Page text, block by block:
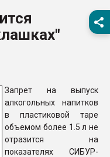
пластмасс
28.07.2026
ПЕРЕЙТИ НА
Запрет на выпуск
алкогольных напитков
в пластиковой таре
объемом более 1.5 л не
отразится на
показателях СИБУР-